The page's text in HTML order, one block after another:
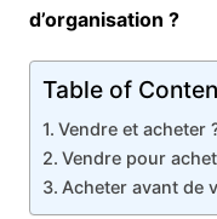
d’organisation ?
Table of
Vendre et acheter
Vendre pour
Acheter avant de